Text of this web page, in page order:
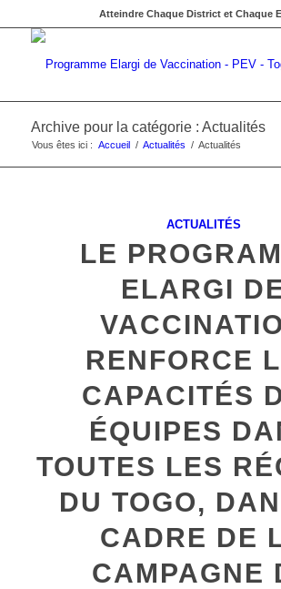
Atteindre Chaque District et Chaque
Archive pour la catégorie : Actualités
Vous êtes ici : Accueil / Actualités / Actualités
ACTUALITÉS
LE
ELARGI
RENFORCE
CAPACITÉS
ÉQUIPES
TOUTES LES
DU TOGO,
CADRE DE
CAMPAGNE